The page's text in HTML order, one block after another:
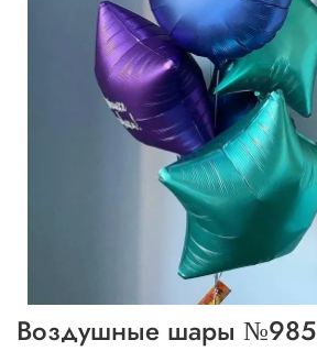
Воздушные шары №985